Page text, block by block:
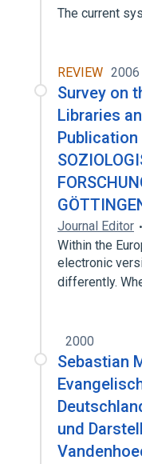
The current
REVIEW 2006
Survey on
Libraries
Journal Editor
Within the
electronic
differently.
2000
Sebastian
und